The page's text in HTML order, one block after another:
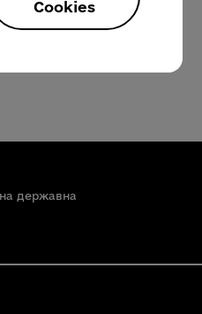
державна
Cookies